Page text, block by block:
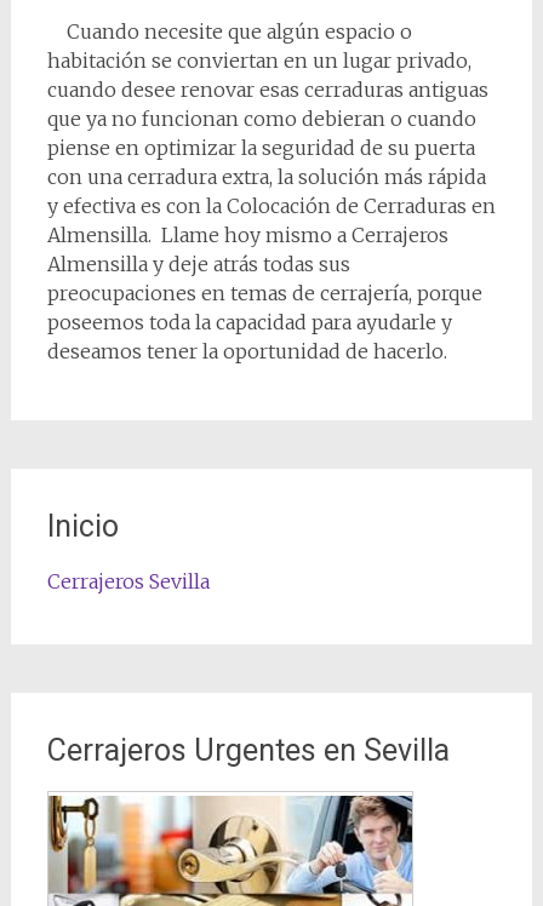
Cuando necesite que algún espacio o
habitación se conviertan en un lugar privado,
cuando desee renovar esas cerraduras antiguas
que ya no funcionan como debieran o cuando
piense en optimizar la seguridad de su puerta
con una cerradura extra, la solución más rápida
y efectiva es con la Colocación de Cerraduras en
Almensilla. Llame hoy mismo a Cerrajeros
Almensilla y deje atrás todas sus
preocupaciones en temas de cerrajería, porque
poseemos toda la capacidad para ayudarle y
deseamos tener la oportunidad de hacerlo.
Inicio
Cerrajeros Sevilla
Cerrajeros Urgentes en Sevilla